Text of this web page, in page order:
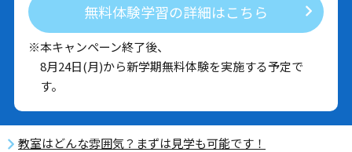
無料体験学習の詳細はこちら
※本キャンペーン終了後、
8月24日(月)から新学期無料体験を実施する予定で
す。
教室はどんな雰囲気？まずは見学も可能です！